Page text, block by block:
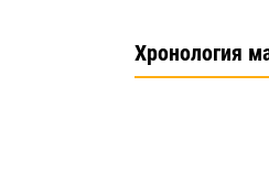
Хронология